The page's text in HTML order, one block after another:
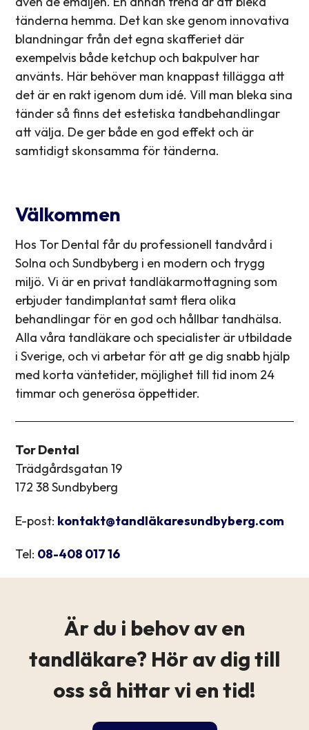
tänderna hemma. Det kan ske genom innovativa
blandningar från det egna skafferiet där
exempelvis både ketchup och bakpulver har
använts. Här behöver man knappast tillägga att
det är en rakt igenom dum idé. Vill man bleka sina
tänder så finns det estetiska tandbehandlingar
att välja. De ger både en god effekt och är
samtidigt skonsamma för tänderna.
Välkommen
Hos Tor Dental får du professionell tandvård i
Solna och Sundbyberg i en modern och trygg
miljö. Vi är en privat tandläkarmottagning som
erbjuder tandimplantat samt flera olika
behandlingar för en god och hållbar tandhälsa.
Alla våra tandläkare och specialister är utbildade
i Sverige, och vi arbetar för att ge dig snabb hjälp
med korta väntetider, möjlighet till tid inom 24
timmar och generösa öppettider.
Tor Dental
Trädgårdsgatan 19
172 38 Sundbyberg
E-post: kontakt@tandläkaresundbyberg.com
Tel: 08-408 017 16
Är du i behov av en
tandläkare? Hör av dig till
oss så hittar vi en tid!